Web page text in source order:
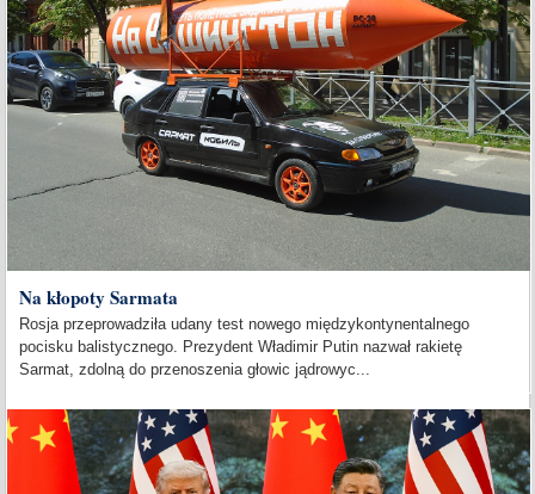
Na kłopoty Sarmata
Rosja przeprowadziła udany test nowego międzykontynentalnego
pocisku balistycznego. Prezydent Władimir Putin nazwał rakietę
Sarmat, zdolną do przenoszenia głowic jądrowyc...